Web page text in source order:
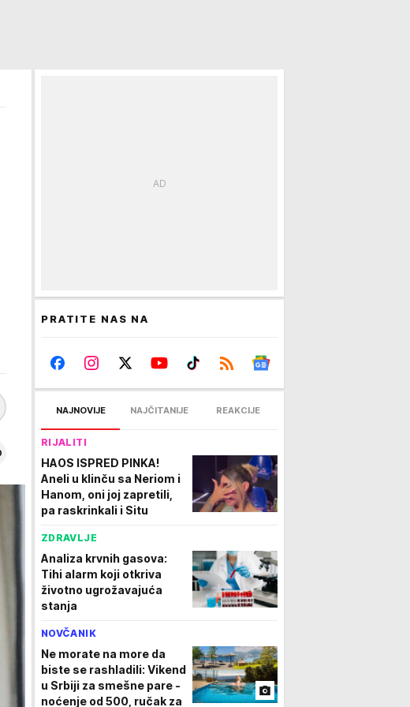
PRATITE NAS NA
NAJNOVIJE NAJČITANIJE REAKCIJE
RIJALITI
HAOS ISPRED PINKA!
Aneli u klinču sa Neriom i
Hanom, oni joj zapretili,
pa raskrinkali i Situ
ZDRAVLJE
Analiza krvnih gasova:
Tihi alarm koji otkriva
životno ugrožavajuća
stanja
NOVČANIK
Ne morate na more da
biste se rashladili: Vikend
u Srbiji za smešne pare -
noćenje od 500, ručak za